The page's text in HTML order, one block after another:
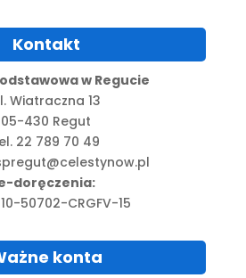
Kontakt
w Regucie
Wiatraczna 13
05-430 Regut
22 789 70 49
doręczenia:
50702-CRGFV-15
konta